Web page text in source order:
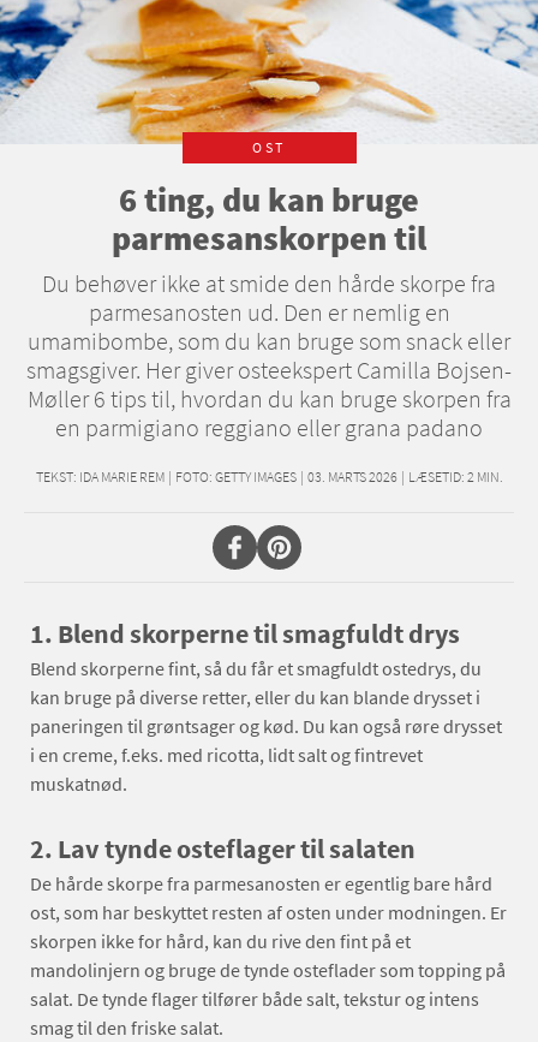
OST
6 ting, du kan bruge
parmesanskorpen til
Du behøver ikke at smide den hårde skorpe fra
parmesanosten ud. Den er nemlig en
umamibombe, som du kan bruge som snack eller
smagsgiver. Her giver osteekspert Camilla Bojsen-
Møller 6 tips til, hvordan du kan bruge skorpen fra
en parmigiano reggiano eller grana padano
TEKST: IDA MARIE REM | FOTO: GETTY IMAGES | 03. MARTS 2026 | LÆSETID: 2 MIN.
1. Blend skorperne til smagfuldt drys
Blend skorperne fint, så du får et smagfuldt ostedrys, du
kan bruge på diverse retter, eller du kan blande drysset i
paneringen til grøntsager og kød. Du kan også røre drysset
i en creme, f.eks. med ricotta, lidt salt og fintrevet
muskatnød.
2. Lav tynde osteflager til salaten
De hårde skorpe fra parmesanosten er egentlig bare hård
ost, som har beskyttet resten af osten under modningen. Er
skorpen ikke for hård, kan du rive den fint på et
mandolinjern og bruge de tynde osteflader som topping på
salat. De tynde flager tilfører både salt, tekstur og intens
smag til den friske salat.